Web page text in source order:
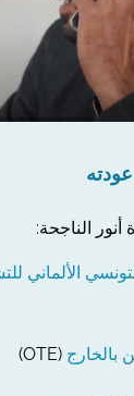
الناجحة:
الألماني
بالخارج (OTE)